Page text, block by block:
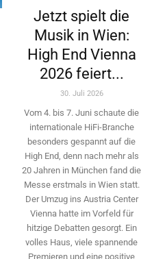
Jetzt spielt die
Musik in Wien:
High End Vienna
2026 feiert...
30. Juli 2026
Vom 4. bis 7. Juni schaute die
internationale HiFi-Branche
besonders gespannt auf die
High End, denn nach mehr als
20 Jahren in München fand die
Messe erstmals in Wien statt.
Der Umzug ins Austria Center
Vienna hatte im Vorfeld für
hitzige Debatten gesorgt. Ein
volles Haus, viele spannende
Premieren und eine positive